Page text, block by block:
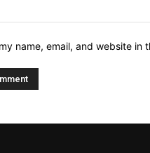
name, email, and website in